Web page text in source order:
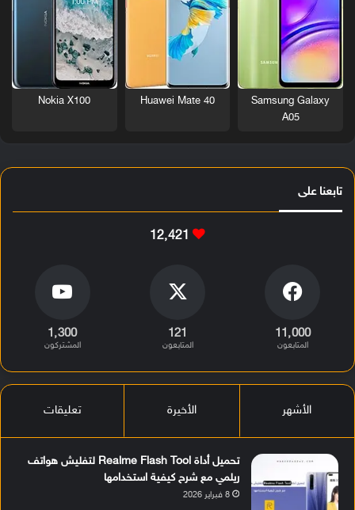
Samsung Galaxy
A05
Huawei Mate 40
Nokia X100
تابعنا على
12٬421
11٬000
المتابعون
121
المتابعون
1٬300
المشتركون
الأشهر الأخيرة تعليقات
تحميل أداة Realme Flash Tool لتفليش هواتف
ريلمي مع شرح كيفية استخدامها
8 فبراير 2026